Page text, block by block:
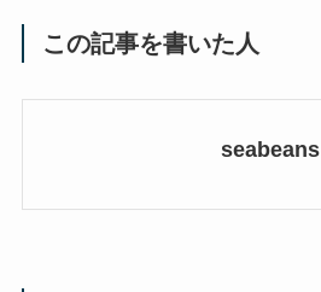
この記事を書いた人
seabeans